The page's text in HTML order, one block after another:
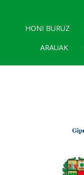
HONI BURUZ
ARAUAK